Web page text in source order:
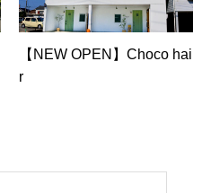
【NEW OPEN】Choco hai
r